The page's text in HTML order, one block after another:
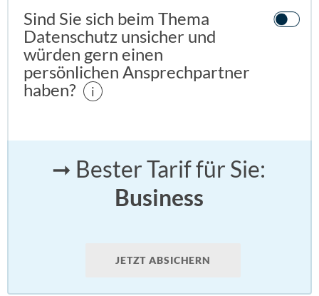
Sind Sie sich beim Thema
Datenschutz unsicher und
würden gern einen
persönlichen Ansprechpartner
haben?
i
➞ Bester Tarif für Sie:
Business
JETZT ABSICHERN